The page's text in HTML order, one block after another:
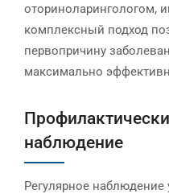
оториноларингологом,
комплексный подход
первопричину
максимально
наблюдение
Регулярное наблюдение